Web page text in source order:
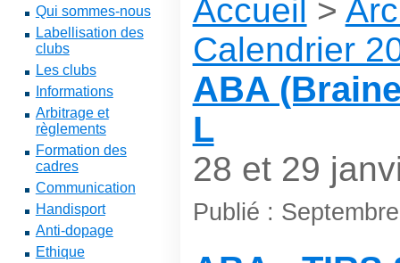
Qui sommes-nous
Labellisation des
clubs
Les clubs
Informations
Arbitrage et
règlements
Formation des
cadres
Communication
Handisport
Anti-dopage
Ethique
Accueil >
Calendrier
ABA
L
28 et 29
Publié :